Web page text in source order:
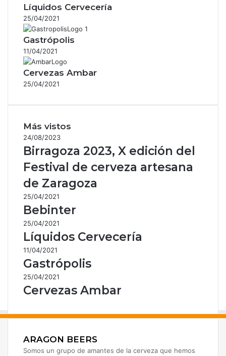
Líquidos Cervecería
25/04/2021
Gastrópolis
11/04/2021
Cervezas Ambar
25/04/2021
Más vistos
24/08/2023
Birragoza 2023, X edición del
Festival de cerveza artesana
de Zaragoza
25/04/2021
Bebinter
25/04/2021
Líquidos Cervecería
11/04/2021
Gastrópolis
25/04/2021
Cervezas Ambar
ARAGON BEERS
Somos un grupo de amantes de la cerveza que hemos